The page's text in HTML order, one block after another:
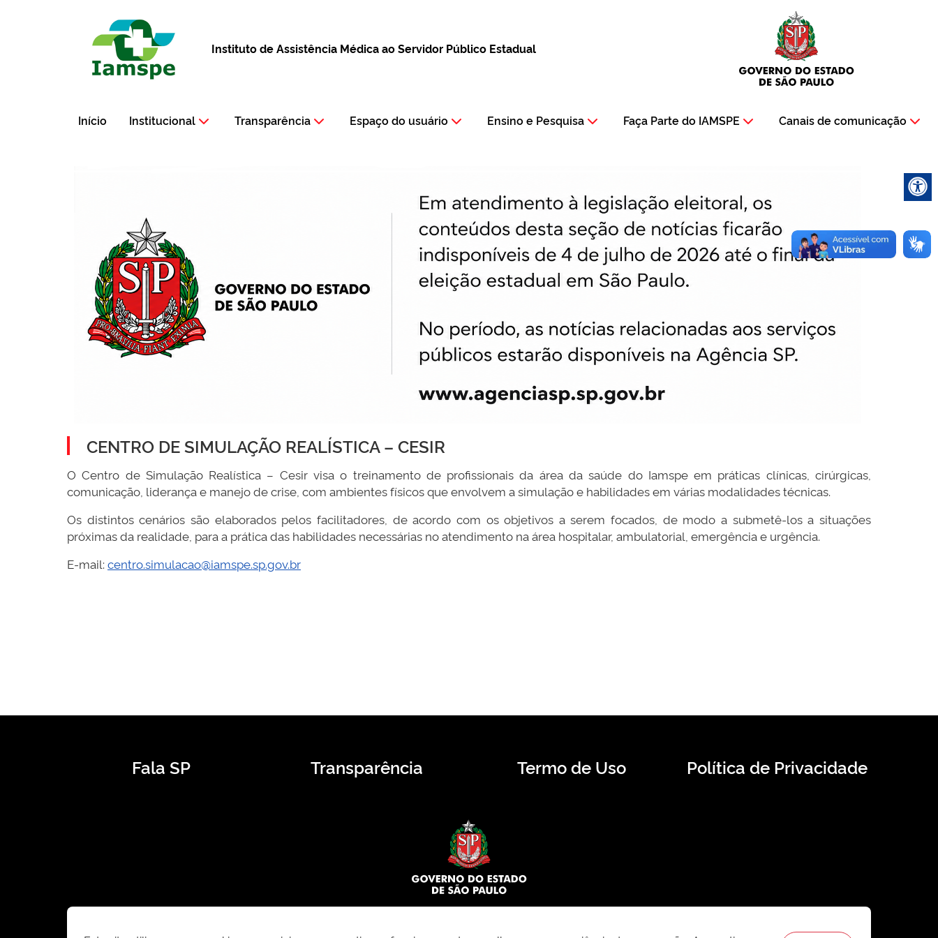
Instituto de Assistência Médica ao Servidor Público Estadual
Início Institucional Transparência Espaço do usuário Ensino e Pesquisa Faça Parte do IAMSPE Canais de comunicação
CENTRO DE SIMULAÇÃO REALÍSTICA – CESIR
O Centro de Simulação Realística – Cesir visa o treinamento de profissionais da área da saúde do Iamspe em práticas clínicas, cirúrgicas,
comunicação, liderança e manejo de crise, com ambientes físicos que envolvem a simulação e habilidades em várias modalidades técnicas.
Os distintos cenários são elaborados pelos facilitadores, de acordo com os objetivos a serem focados, de modo a submetê-los a situações
próximas da realidade, para a prática das habilidades necessárias no atendimento na área hospitalar, ambulatorial, emergência e urgência.
E-mail: centro.simulacao@iamspe.sp.gov.br
Fala SP Transparência Termo de Uso Política de Privacidade
© 2026 CMS.SP.GOV.BR. Todos os direitos reservados.